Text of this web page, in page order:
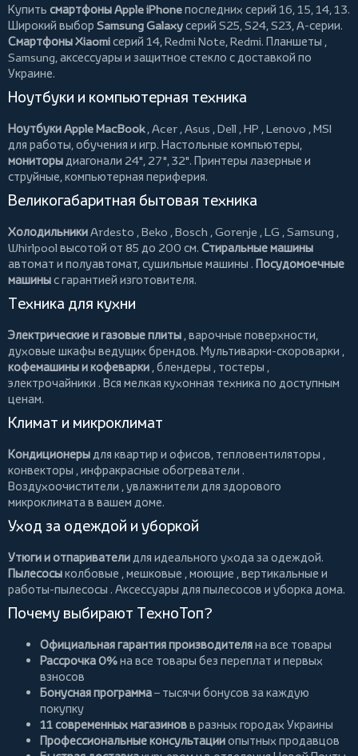
Купить смартфоны Apple iPhoneпоследних серий 16, 15, 14, 13.
Широкий выбор Samsung Galaxyсерий S25, S24, S23, A-серии.
Смартфоны Xiaomiсерий 14, Redmi Note, Redmi. Планшеты ,
Samsung, аксессуары и защитное стекло с доставкой по
Украине.
Ноутбуки и компьютерная техника
Ноутбуки Apple MacBook, Acer , Asus , Dell , HP , Lenovo , MSI
для работы, обучения и игр. Настольные компьютеры,
мониторы диагонали 24", 27", 32". Принтеры лазерные и
струйные, компьютерная периферия.
Великогабаритная бытовая техника
ХолодильникиArdesto , Beko , Bosch , Gorenje , LG , Samsung ,
Whirlpool высотой от 85 до 200 см. Стиральные машины
автомат и полуавтомат, сушильные машины . Посудомоечные
машиныс гарантией изготовителя.
Техника для кухни
Электрические и газовые плиты , варочные поверхности,
духовые шкафы ведущих брендов. Мультиварки-скороварки ,
кофемашины и кофеварки , блендеры , тостеры ,
электрочайники . Вся мелкая кухонная техника по доступным
ценам.
Климат и микроклимат
Кондиционеры для квартир и офисов, тепловентиляторы ,
конвекторы , инфракрасные обогреватели .
Воздухоочистители , увлажнители для здорового
микроклимата в вашем доме.
Уход за одеждой и уборкой
Утюги и отпариватели для идеального ухода за одеждой.
Пылесосыколбовые , мешковые , моющие , вертикальные и
работы-пылесосы . Аксессуары для пылесосов и уборка дома.
Почему выбирают ТехноТоп?
Официальная гарантия производителяна все товары
Рассрочка 0%на все товары без переплат и первых
взносов
Бонусная программа– тысячи бонусов за каждую
покупку
11 современных магазиновв разных городах Украины
Профессиональные консультацииопытных продавцов